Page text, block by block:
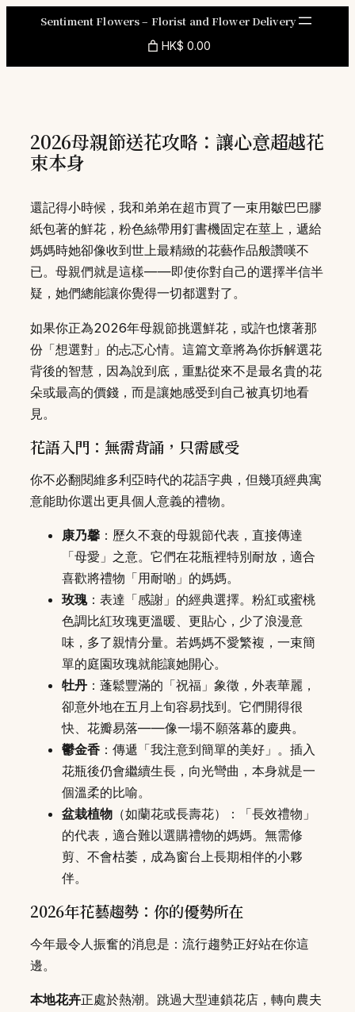
Sentiment Flowers – Florist and Flower Delivery
HK$ 0.00
2026母親節送花攻略：讓心意超越花
束本身
還記得小時候，我和弟弟在超市買了一束用皺巴巴膠
紙包著的鮮花，粉色絲帶用釘書機固定在莖上，遞給
媽媽時她卻像收到世上最精緻的花藝作品般讚嘆不
已。母親們就是這樣——即使你對自己的選擇半信半
疑，她們總能讓你覺得一切都選對了。
如果你正為2026年母親節挑選鮮花，或許也懷著那
份「想選對」的忐忑心情。這篇文章將為你拆解選花
背後的智慧，因為說到底，重點從來不是最名貴的花
朵或最高的價錢，而是讓她感受到自己被真切地看
見。
花語入門：無需背誦，只需感受
你不必翻閱維多利亞時代的花語字典，但幾項經典寓
意能助你選出更具個人意義的禮物。
康乃馨 ：歷久不衰的母親節代表，直接傳達
「母愛」之意。它們在花瓶裡特別耐放，適合
喜歡將禮物「用耐啲」的媽媽。
玫瑰：表達「感謝」的經典選擇。粉紅或蜜桃
色調比紅玫瑰更溫暖、更貼心，少了浪漫意
味，多了親情分量。若媽媽不愛繁複，一束簡
單的庭園玫瑰就能讓她開心。
牡丹 ：蓬鬆豐滿的「祝福」象徵，外表華麗，
卻意外地在五月上旬容易找到。它們開得很
快、花瓣易落——像一場不願落幕的慶典。
鬱金香 ：傳遞「我注意到簡單的美好」。插入
花瓶後仍會繼續生長，向光彎曲，本身就是一
個溫柔的比喻。
盆栽植物 （如蘭花或長壽花）：「長效禮物」
的代表，適合難以選購禮物的媽媽。無需修
剪、不會枯萎，成為窗台上長期相伴的小夥
伴。
2026年花藝趨勢：你的優勢所在
今年最令人振奮的消息是：流行趨勢正好站在你這
邊。
本地花卉正處於熱潮。跳過大型連鎖花店，轉向農夫